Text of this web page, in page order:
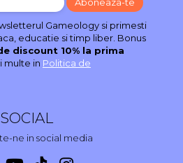
Gameology si primesti
educatie si timp liber. Bonus
discount 10% la prima
multe in Politica de
SOCIAL
ne in social media